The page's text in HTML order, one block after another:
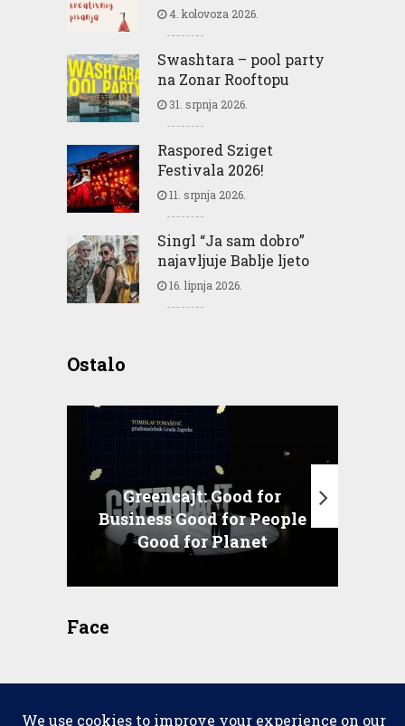
4. kolovoza 2026.
Swashtara – pool party
na Zonar Rooftopu
31. srpnja 2026.
Raspored Sziget
Festivala 2026!
11. srpnja 2026.
Singl “Ja sam dobro”
najavljuje Bablje ljeto
16. lipnja 2026.
Ostalo
Greencajt: Good for
Business Good for People
Good for Planet
Face